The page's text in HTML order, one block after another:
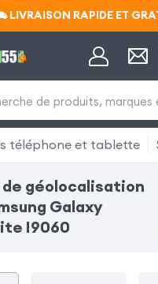
LIVRAISON RAPIDE ET
⛟ LIVRAISON RAPIDE ET
de produits, marques
téléphone et tablette
de géolocalisation
Galaxy
I9060